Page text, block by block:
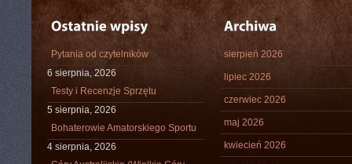
Pytania od czytelników
6 sierpnia, 2026
Testy i Recenzje Sprzętu
5 sierpnia, 2026
Bohaterowie Amatorskiego Sportu
4 sierpnia, 2026
sierpień 2026
lipiec 2026
czerwiec 2026
maj 2026
kwiecień 2026